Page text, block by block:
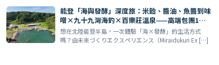
能登「海與發酵」深度旅：米飴、醬油、魚醬到味
噌×九十九灣海釣×百樂莊溫泉——高端包團1泊2
日完整指南（含官方連結）
想在北陸能登半島，一次體驗「海×發酵」的生活方式
嗎？由未來づくりエクスペリエンス（Miraidukuri Ex […]